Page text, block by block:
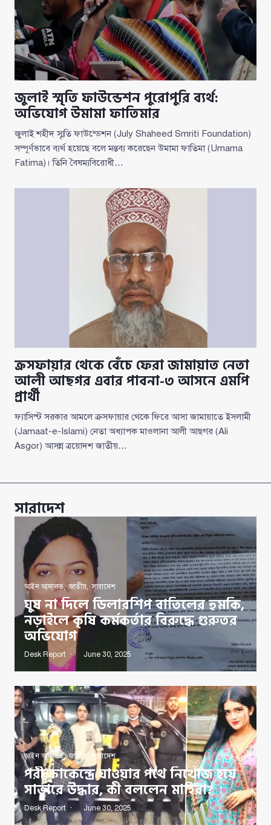
জুলাই স্মৃতি ফাউন্ডেশন পুরোপুরি ব্যর্থ:
অভিযোগ উমামা ফাতিমার
জুলাই শহীদ স্মৃতি ফাউন্ডেশন (July Shaheed Smriti Foundation)
সম্পূর্ণভাবে ব্যর্থ হয়েছে বলে মন্তব্য করেছেন উমামা ফাতিমা (Umama
Fatima)। তিনি বৈষম্যবিরোধী…
ক্রসফায়ার থেকে বেঁচে ফেরা জামায়াত নেতা
আলী আছগর এবার পাবনা-৩ আসনে এমপি
প্রার্থী
ফ্যাসিস্ট সরকার আমলে ক্রসফায়ার থেকে ফিরে আসা জামায়াতে ইসলামী
(Jamaat-e-Islami) নেতা অধ্যাপক মাওলানা আলী আছগর (Ali
Asgor) আসন্ন ত্রয়োদশ জাতীয়…
সারাদেশ
আইন আদালত,জাতীয় ,সারাদেশ
ঘুষ না দিলে ডিলারশিপ বাতিলের হুমকি,
নড়াইলে কৃষি কর্মকর্তার বিরুদ্ধে গুরুতর
অভিযোগ
Desk Report June 30, 2025
আইন আদালত,জাতীয় সারাদেশ
পরীক্ষাকেন্দ্রে যাওয়ার পথে নিখোঁজ হয়ে
সাভারে উদ্ধার, কী বললেন মাহিরা?
Desk Report June 30, 2025